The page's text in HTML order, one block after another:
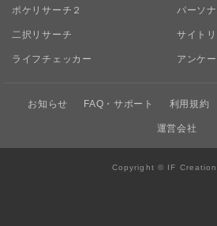
ポケリサーチ２ パーソ
二択リサーチ サイト
ライフチェッカー アンケ
お知らせ FAQ・サポート 利用規約
運営会社
Copyright © IF